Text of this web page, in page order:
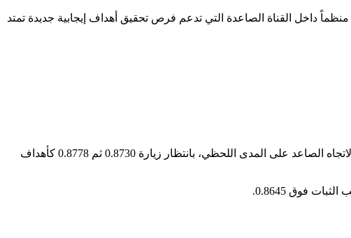
الاتجاه الصاعد فعالاً، منظماً داخل القناة الصاعدة التي تدعم فرص تحقيق أهداف إيجابية جديدة تمتد
يستأنف سعر الدولار مقابل الفرنك السويسري تداولاته الإيجابية بعد الاعتماد على المتوسط ​​المتحرك 50، مما يدعم توقعات استمرار الاتجاه الصاعد على المدى اللحظي، بانتظار زيارة 0.8730 ثم 0.8778 كأهداف
فوق 0.8645.